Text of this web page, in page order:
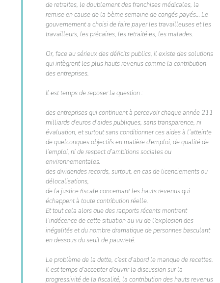
de retraites, le doublement des franchises médicales, la
remise en cause de la 5ème semaine de congés payés… Le
gouvernement a choisi de faire payer les travailleuses et les
travailleurs, les précaires, les retraité·es, les malades.
Or, face au sérieux des déficits publics, il existe des solutions
qui intègrent les plus hauts revenus comme la contribution
des entreprises.
Il est temps de reposer la question :
des entreprises qui continuent à percevoir chaque année 211
milliards d’euros d’aides publiques, sans transparence, ni
évaluation, et surtout sans conditionner ces aides à l’atteinte
de quelconques objectifs en matière d’emploi, de qualité de
l’emploi, ni de respect d’ambitions sociales ou
environnementales.
des dividendes records, surtout, en cas de licenciements ou
délocalisations,
de la justice fiscale concernant les hauts revenus qui
échappent à toute contribution réelle.
Et tout cela alors que des rapports récents montrent
l’indécence de cette situation au vu de l’explosion des
inégalités et du nombre dramatique de personnes basculant
en dessous du seuil de pauvreté.
Le problème de la dette, c’est d’abord le manque de recettes.
Il est temps d’accepter d’ouvrir la discussion sur la
progressivité de la fiscalité, la contribution des hauts revenus